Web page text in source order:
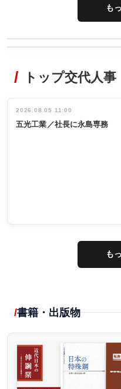
も
非鉄業界で
インタビュ
ー／社内ア
タックトレー
祝う 業界関
係者ら220人
出席
トップ交代人事
2026.08.05 11:00
五光工業／社長に永島専務
も
書籍・出版物